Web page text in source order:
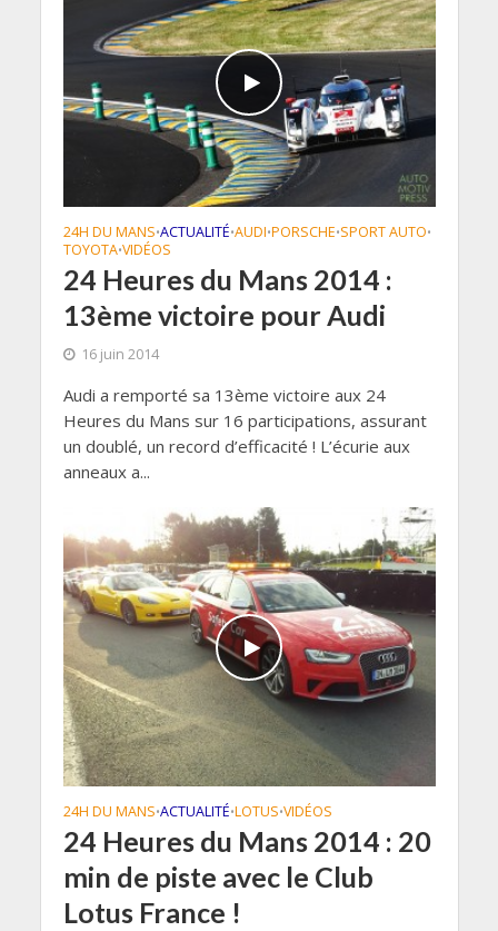
24H DU MANS•ACTUALITÉ•AUDI•PORSCHE•SPORT AUTO•
TOYOTA•VIDÉOS
24 Heures du Mans 2014 :
13ème victoire pour Audi
16 juin 2014
Audi a remporté sa 13ème victoire aux 24
Heures du Mans sur 16 participations, assurant
un doublé, un record d’efficacité ! L’écurie aux
anneaux a...
24H DU MANS•ACTUALITÉ•LOTUS•VIDÉOS
24 Heures du Mans 2014 : 20
min de piste avec le Club
Lotus France !